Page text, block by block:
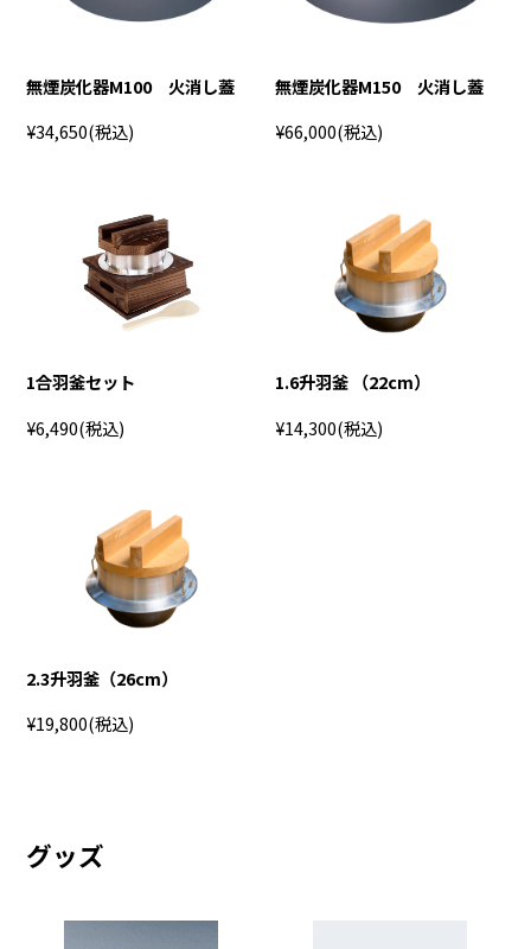
無煙炭化器M100 火消し蓋
¥34,650(税込)
無煙炭化器M150 火消し蓋
¥66,000(税込)
1合羽釜セット
¥6,490(税込)
1.6升羽釜 （22cm）
¥14,300(税込)
2.3升羽釜（26cm）
¥19,800(税込)
グッズ